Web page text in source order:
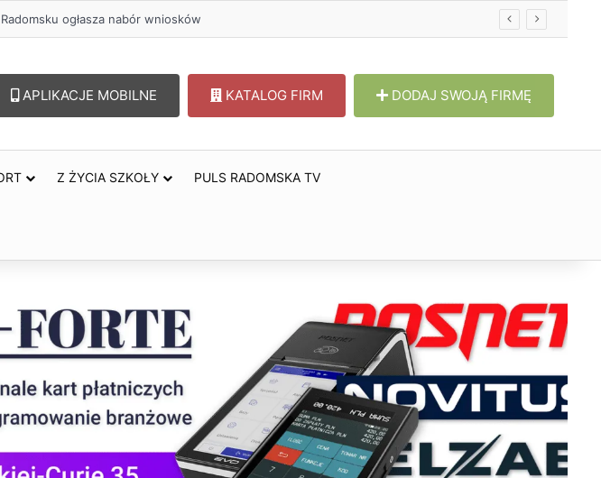
ogłasza nabór wniosków
APLIKACJE MOBILNE KATALOG FIRM DODAJ SWOJĄ FIRMĘ
Z ŻYCIA SZKOŁY PULS RADOMSKA TV